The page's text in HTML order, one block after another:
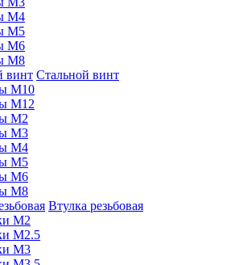
М4
М5
М6
М8
Стальной винт
М10
М12
М2
М3
М4
М5
М6
М8
Втулка резьбовая
М2
М2.5
М3